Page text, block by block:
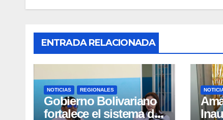
ENTRADA RELACIONADA
NOTICIAS REGIONALES
Gobierno Bolivariano
fortalece el sistema de